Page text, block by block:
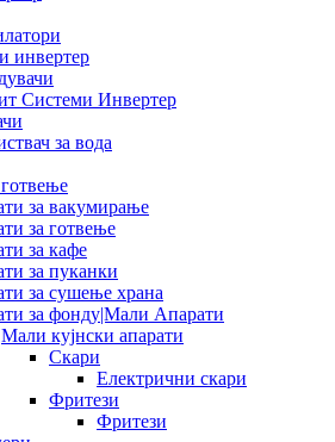
инвертер
Системи Инвертер
за вода
за вакумирање
за готвење
за кафе
за пуканки
за сушење храна
за фонду|Мали Апарати
Мали кујнски апарати
Скари
Електрични скари
Фритези
Фритези